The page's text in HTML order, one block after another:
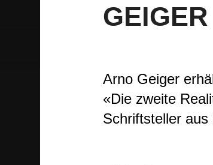
Arno Geiger
«Die zweite
Schriftsteller